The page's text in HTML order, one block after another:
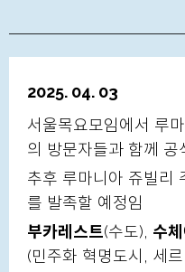
2025. 04. 03
서울목요모임에서 루
의 방문자들과 함께 공
추후 루마니아 쥬빌리
를 발족할 예정임
부카레스트(수도), 수
(민주화 혁명도시, 세